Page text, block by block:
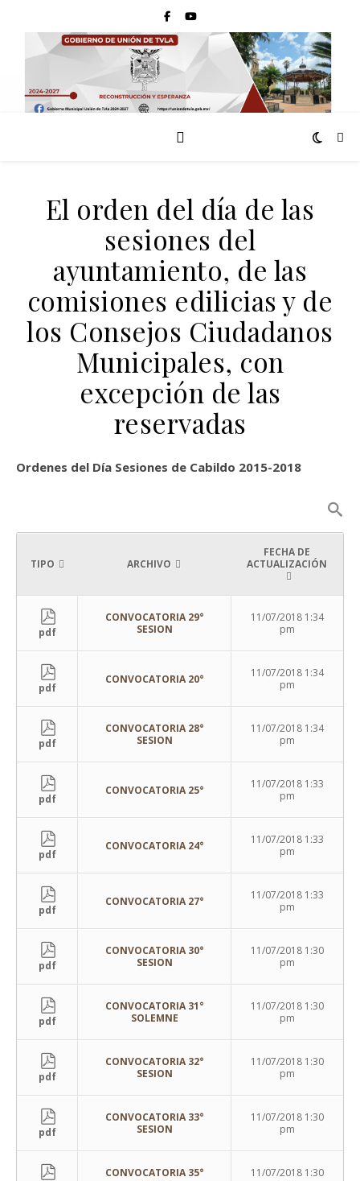
El orden del día de las
sesiones del
ayuntamiento, de las
comisiones edilicias y de
los Consejos Ciudadanos
Municipales, con
excepción de las
reservadas
Ordenes del Día Sesiones de Cabildo 2015-2018
TIPO ARCHIVO
FECHA DE
ACTUALIZACIÓN
pdf
CONVOCATORIA 29°
SESION
11/07/2018 1:34
pm
pdf
CONVOCATORIA 20°
11/07/2018 1:34
pm
pdf
CONVOCATORIA 28°
SESION
11/07/2018 1:34
pm
pdf
CONVOCATORIA 25°
11/07/2018 1:33
pm
pdf
CONVOCATORIA 24°
11/07/2018 1:33
pm
pdf
CONVOCATORIA 27°
11/07/2018 1:33
pm
pdf
CONVOCATORIA 30°
SESION
11/07/2018 1:30
pm
pdf
CONVOCATORIA 31°
SOLEMNE
11/07/2018 1:30
pm
pdf
CONVOCATORIA 32°
SESION
11/07/2018 1:30
pm
pdf
CONVOCATORIA 33°
SESION
11/07/2018 1:30
pm
CONVOCATORIA 35°
11/07/2018 1:30